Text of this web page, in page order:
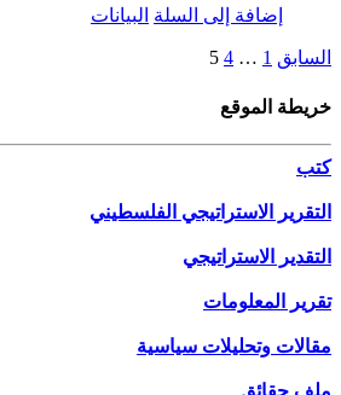
إضافة إلى السلة البيانات
السابق 1
…
4
5
خريطة الموقع
كتب
التقرير الاستراتيجي الفلسطيني
التقدير الاستراتيجي
تقرير المعلومات
مقالات وتحليلات سياسية
ملف حقائق